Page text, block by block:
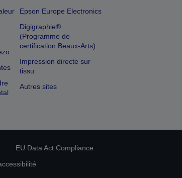
Epson Europe Electronics
Digigraphie®
(Programme de
certification Beaux-Arts)
Impression directe sur
tissu
Autres sites
EU Data Act Compliance